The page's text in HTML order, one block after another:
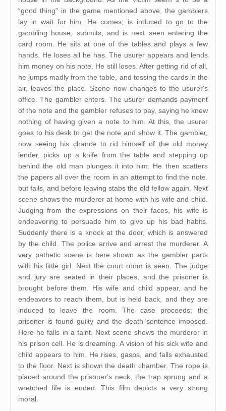
“good thing" in the game mentioned above, the gamblers
lay in wait for him. He comes; is induced to go to the
gambling house; submits, and is next seen entering the
card room. He sits at one of the tables and plays a few
hands. He loses all he has. The usurer appears and lends
him money on his note. He still loses. After getting rid of all,
he jumps madly from the table, and tossing the cards in the
air, leaves the place. Scene now changes to the usurer's
office. The gambler enters. The usurer demands payment
of the note and the gambler refuses to pay, saying he knew
nothing of having given a note to him. At this, the usurer
goes to his desk to get the note and show it. The gambler,
now seeing his chance to rid himself of the old money
lender, picks up a knife from the table and stepping up
behind the old man plunges it into him. He then scatters
the papers all over the room in an attempt to find the note.
but fails, and before leaving stabs the old fellow again. Next
scene shows the murderer at home with his wife and child.
Judging from the expressions on their faces, his wife is
endeavoring to persuade him to give up his bad habits.
Suddenly there is a knock at the door, which is answered
by the child. The police arrive and arrest the murderer. A
very pathetic scene is here shown as the gambler parts
with his little girl. Next the court room is seen. The judge
and jury are seated in their places, and the prisoner is
brought before them. His wife and child appear, and he
endeavors to reach them, but is held back, and they are
induced to leave the room. The case proceeds; the
prisoner is found guilty and the death sentence imposed.
Here he falls in a faint. Next scene shows the murderer in
his prison cell. He is dreaming. A vision of his sick wife and
child appears to him. He rises, gasps, and falls exhausted
to the floor. Next is shown the death chamber. The rope is
placed around the prisoner's neck, the trap sprung and a
wretched life is ended. This film depicts a very strong
moral.